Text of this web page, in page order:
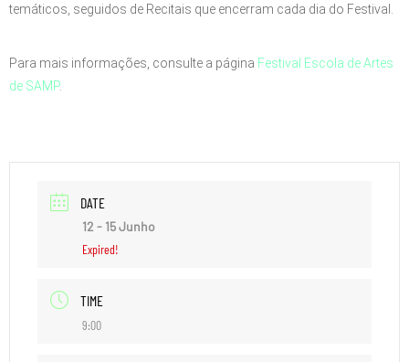
temáticos, seguidos de Recitais que encerram cada dia do Festival.
Para mais informações, consulte a página Festival Escola de Artes
de SAMP.
DATE
12 - 15 Junho
Expired!
TIME
9:00